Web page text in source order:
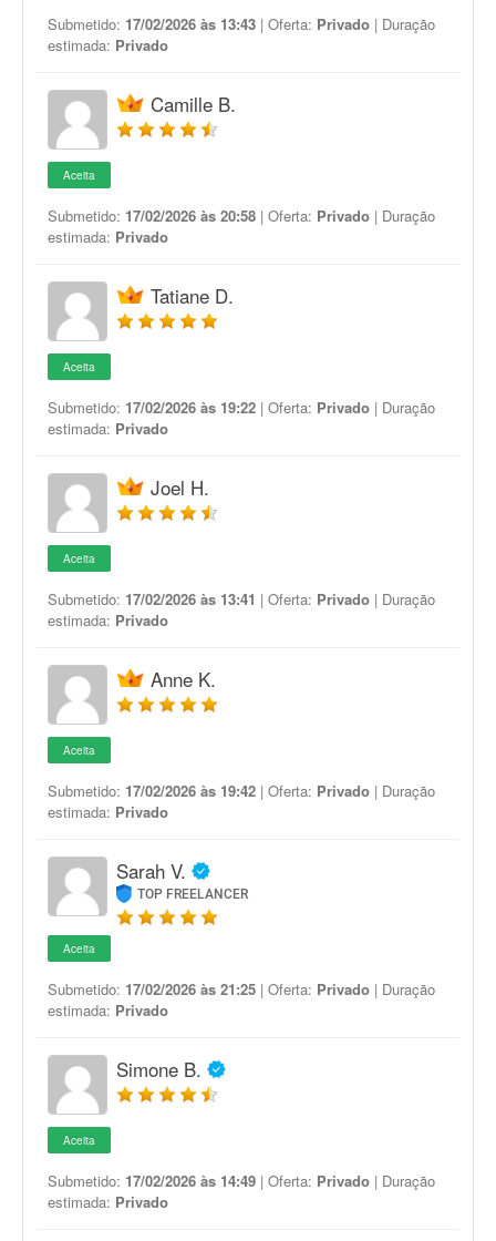
Submetido: 17/02/2026 às 13:43 | Oferta: Privado | Duração
estimada: Privado
Camille B.
Aceita
Submetido: 17/02/2026 às 20:58 | Oferta: Privado | Duração
estimada: Privado
Tatiane D.
Aceita
Submetido: 17/02/2026 às 19:22 | Oferta: Privado | Duração
estimada: Privado
Joel H.
Aceita
Submetido: 17/02/2026 às 13:41 | Oferta: Privado | Duração
estimada: Privado
Anne K.
Aceita
Submetido: 17/02/2026 às 19:42 | Oferta: Privado | Duração
estimada: Privado
Sarah V.
TOP FREELANCER
Aceita
Submetido: 17/02/2026 às 21:25 | Oferta: Privado | Duração
estimada: Privado
Simone B.
Aceita
Submetido: 17/02/2026 às 14:49 | Oferta: Privado | Duração
estimada: Privado